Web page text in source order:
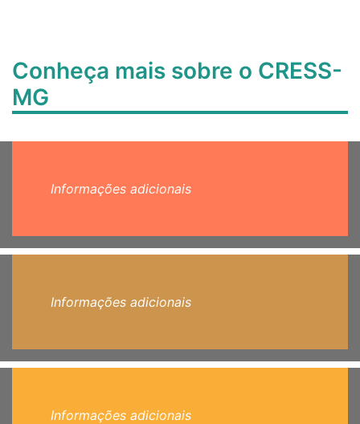
Conheça mais sobre o CRESS-
MG
Informações adicionais
Informações adicionais
Informações adicionais